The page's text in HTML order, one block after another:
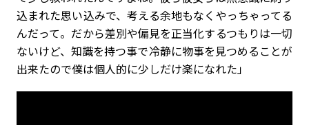
込まれた思い込みで、考える余地もなくやっちゃってる
んだって。だから差別や偏見を正当化するつもりは一切
ないけど、知識を持つ事で冷静に物事を見つめることが
出来たので僕は個人的に少しだけ楽になれた」